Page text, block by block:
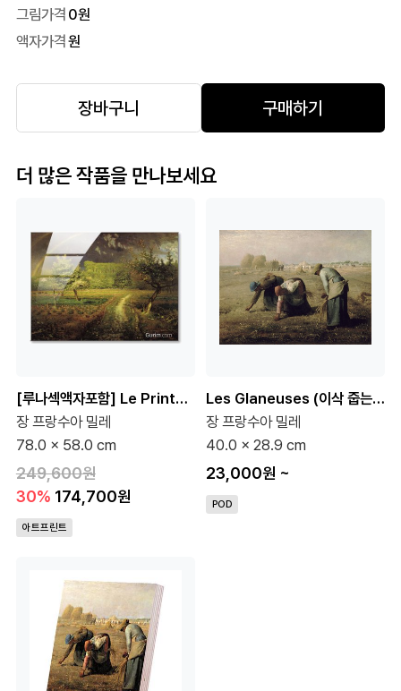
그림가격 0원
액자가격원
장바구니 구매하기
더 많은 작품을 만나보세요
[루나섹액자포함] Le Printemps (봄)
장 프랑수아 밀레
78.0 x 58.0 cm
249,600원
30% 174,700원
아트프린트
Les Glaneuses (이삭 줍는 사람들)
장 프랑수아 밀레
40.0 x 28.9 cm
23,000원 ~
POD